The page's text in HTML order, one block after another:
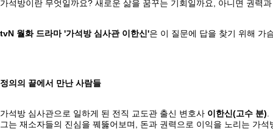
가석방이란 무엇일까요? 새로운 삶을 꿈꾸는 기회일까요, 아니면 권력
tvN 월화 드라마 '가석방 심사관 이한신'은 이 질문에 답을 찾기 위해 가
정의의 끝에서 만난 사람들
가석방 심사관으로 일하게 된 전직 교도관 출신 변호사 이한신(고수 분)
그는 재소자들의 진심을 꿰뚫어보며, 돈과 권력으로 이익을 노리는 가